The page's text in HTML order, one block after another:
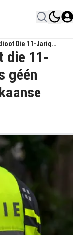
Die 11-Jarig
Syriër, Maar Van
die 11-
géén